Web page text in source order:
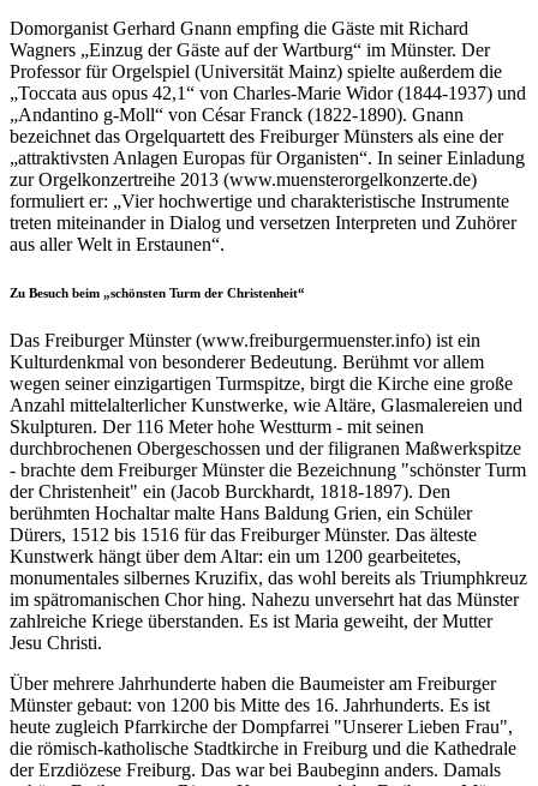
Domorganist Gerhard Gnann empfing die Gäste mit Richard
Wagners „Einzug der Gäste auf der Wartburg“ im Münster. Der
Professor für Orgelspiel (Universität Mainz) spielte außerdem die
„Toccata aus opus 42,1“ von Charles-Marie Widor (1844-1937) und
„Andantino g-Moll“ von César Franck (1822-1890). Gnann
bezeichnet das Orgelquartett des Freiburger Münsters als eine der
„attraktivsten Anlagen Europas für Organisten“. In seiner Einladung
zur Orgelkonzertreihe 2013 (www.muensterorgelkonzerte.de)
formuliert er: „Vier hochwertige und charakteristische Instrumente
treten miteinander in Dialog und versetzen Interpreten und Zuhörer
aus aller Welt in Erstaunen“.
Zu Besuch beim „schönsten Turm der Christenheit“
Das Freiburger Münster (www.freiburgermuenster.info) ist ein
Kulturdenkmal von besonderer Bedeutung. Berühmt vor allem
wegen seiner einzigartigen Turmspitze, birgt die Kirche eine große
Anzahl mittelalterlicher Kunstwerke, wie Altäre, Glasmalereien und
Skulpturen. Der 116 Meter hohe Westturm - mit seinen
durchbrochenen Obergeschossen und der filigranen Maßwerkspitze
- brachte dem Freiburger Münster die Bezeichnung "schönster Turm
der Christenheit" ein (Jacob Burckhardt, 1818-1897). Den
berühmten Hochaltar malte Hans Baldung Grien, ein Schüler
Dürers, 1512 bis 1516 für das Freiburger Münster. Das älteste
Kunstwerk hängt über dem Altar: ein um 1200 gearbeitetes,
monumentales silbernes Kruzifix, das wohl bereits als Triumphkreuz
im spätromanischen Chor hing. Nahezu unversehrt hat das Münster
zahlreiche Kriege überstanden. Es ist Maria geweiht, der Mutter
Jesu Christi.
Über mehrere Jahrhunderte haben die Baumeister am Freiburger
Münster gebaut: von 1200 bis Mitte des 16. Jahrhunderts. Es ist
heute zugleich Pfarrkirche der Dompfarrei "Unserer Lieben Frau",
die römisch-katholische Stadtkirche in Freiburg und die Kathedrale
der Erzdiözese Freiburg. Das war bei Baubeginn anders. Damals